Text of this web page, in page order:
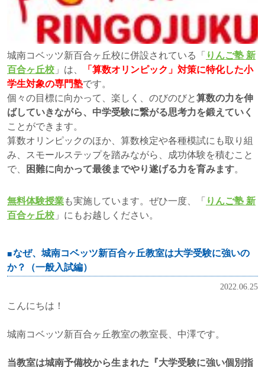
城南コベッツ新百合ヶ丘校に併設されている「 りんご塾 新
百合ヶ丘校 」は、
「算数オリンピック」対策に特化した小
学生対象の専門塾です。
個々の目標に向かって、楽しく、のびのびと算数の力を伸
ばしていきながら、中学受験に繋がる思考力を鍛えていく
ことができます。
算数オリンピックのほか、算数検定や各種模試にも取り組
み、スモールステップを踏みながら、成功体験を積むこと
で、
困難に向かって最後までやり遂げる力を育みます。
無料体験授業も実施しています。ぜひ一度、「 りんご塾 新
百合ヶ丘校 」にもお越しください。
なぜ、城南コベッツ新百合ヶ丘教室は大学受験に強いの
か？（一般入試編）
2022.06.25
こんにちは！
城南コベッツ新百合ヶ丘教室の教室長、中澤です。
当教室は城南予備校から生まれた『大学受験に強い個別指